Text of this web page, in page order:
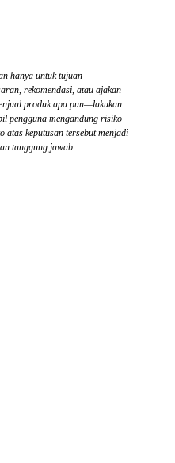
hanya untuk tujuan
rekomendasi, atau ajakan
produk apa pun—lakukan
pengguna mengandung risiko
keputusan tersebut menjadi
tanggung jawab